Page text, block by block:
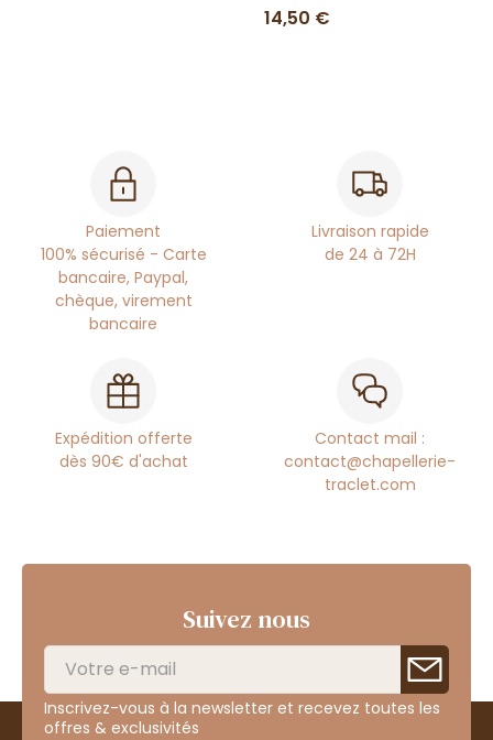
14,50 €
Paiement
100% sécurisé - Carte
bancaire, Paypal,
chèque, virement
bancaire
Livraison rapide
de 24 à 72H
Expédition offerte
dès 90€ d'achat
Contact mail :
contact@chapellerie-
traclet.com
Suivez nous
Inscrivez-vous à la newsletter et recevez toutes les
offres & exclusivités